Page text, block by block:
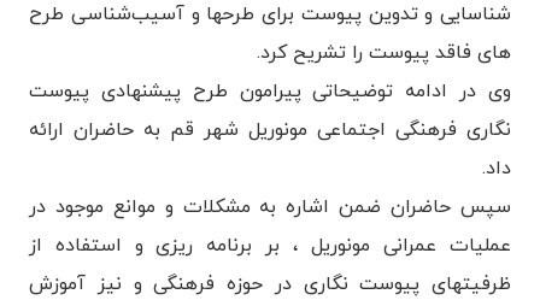
شناسایی و تدوین پیوست برای طرحها و آسیب‌شناسی طرح
های فاقد پیوست‌ را تشریح کرد.
وی در ادامه توضیحاتی پیرامون طرح پیشنهادی پیوست
نگاری فرهنگی اجتماعی مونوریل شهر قم به حاضران ارائه
داد.
سپس حاضران ضمن اشاره به مشکلات و موانع موجود در
عملیات عمرانی مونوریل ، بر برنامه ریزی و استفاده از
ظرفیتهای پیوست نگاری در حوزه فرهنگی و نیز آموزش